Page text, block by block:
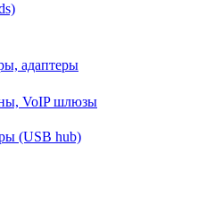
адаптеры
VoIP шлюзы
(USB hub)